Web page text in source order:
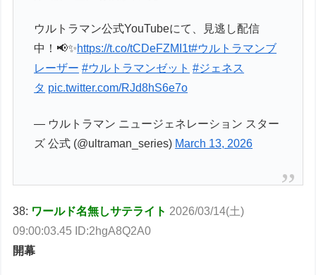
ウルトラマン公式YouTubeにて、見逃し配信
中！📢✨https://t.co/tCDeFZMI1t#ウルトラマンブ
レーザー #ウルトラマンゼット #ジェネス
タ pic.twitter.com/RJd8hS6e7o
— ウルトラマン ニュージェネレーション スター
ズ 公式 (@ultraman_series) March 13, 2026
38: ワールド名無しサテライト 2026/03/14(土)
09:00:03.45 ID:2hgA8Q2A0
開幕